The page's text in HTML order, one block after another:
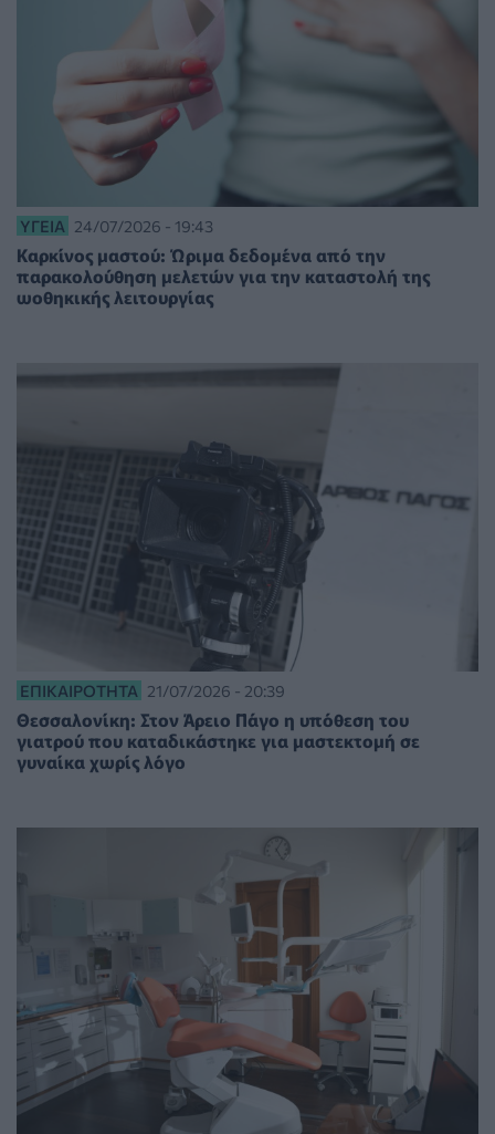
ΥΓΕΊΑ 24/07/2026 - 19:43
Καρκίνος μαστού: Ώριμα δεδομένα από την
παρακολούθηση μελετών για την καταστολή της
ωοθηκικής λειτουργίας
ΕΠΙΚΑΙΡΌΤΗΤΑ 21/07/2026 - 20:39
Θεσσαλονίκη: Στον Άρειο Πάγο η υπόθεση του
γιατρού που καταδικάστηκε για μαστεκτομή σε
γυναίκα χωρίς λόγο